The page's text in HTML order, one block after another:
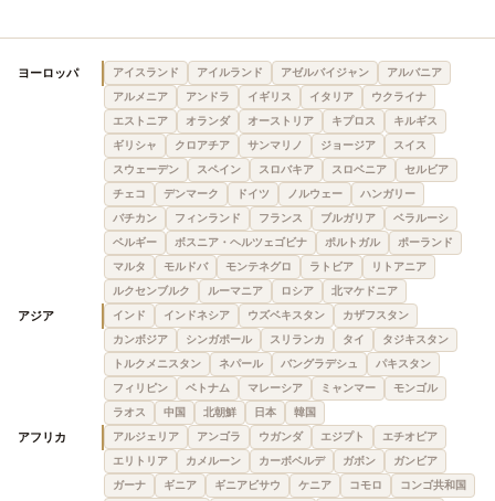
ヨーロッパ アイスランド アイルランド アゼルバイジャン
アルバニア
アルメニア
アンドラ イギリス イタリア
ウクライナ
エストニア
オランダ オーストリア キプロス
キルギス
ギリシャ
クロアチア サンマリノ ジョージア
スイス
スウェーデン
スペイン スロバキア スロベニア
セルビア
チェコ
デンマーク ドイツ ノルウェー
ハンガリー
バチカン
フィンランド フランス ブルガリア
ベラルーシ
ベルギー
ボスニア・ヘルツェゴビナ ポルトガル
ポーランド
マルタ
モルドバ モンテネグロ ラトビア
リトアニア
ルクセンブルク
ルーマニア ロシア 北マケドニア
アジア インド インドネシア ウズベキスタン
カザフスタン
カンボジア
シンガポール スリランカ タイ
タジキスタン
トルクメニスタン
ネパール バングラデシュ
パキスタン
フィリピン
ベトナム マレーシア ミャンマー
モンゴル
ラオス
中国 北朝鮮 日本 韓国
アフリカ アルジェリア アンゴラ ウガンダ エジプト
エチオピア
エリトリア
カメルーン カーボベルデ ガボン
ガンビア
ガーナ
ギニア ギニアビサウ ケニア コモロ
コンゴ共和国